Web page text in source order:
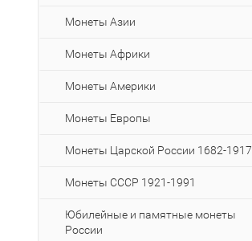
Монеты Азии
Монеты Африки
Монеты Америки
Монеты Европы
Монеты Царской России 1682-1917
Монеты СССР 1921-1991
Юбилейные и памятные монеты
России